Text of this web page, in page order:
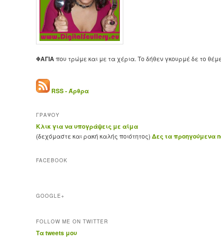
ΦΑΓΙΑπου τρώμε και με τα χέρια. Το δήθεν γκουρμέ δε το
RSS - Άρθρα
ΓΡΑΨΟΥ
Κλικ για να υπογράψεις με αίμα
(δεχόμαστε και ρακή καλής ποιότητος) Δες τα προηγούμενα
FACEBOOK
GOOGLE+
FOLLOW ME ON TWITTER
Τα tweets μου